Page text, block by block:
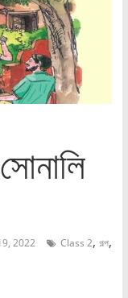
2022 Class 2, গল্প,